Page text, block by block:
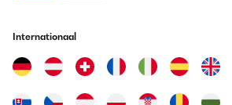
Très satisfaite de notre achat ! Donne une
Utilisateur d'Amazon
Vertaal
Internationaal